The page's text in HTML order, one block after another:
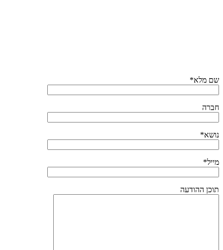
שם מלא*
חברה
נושא*
מייל*
תוכן ההודעה